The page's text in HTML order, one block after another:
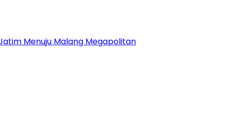
Menuju Malang Megapolitan